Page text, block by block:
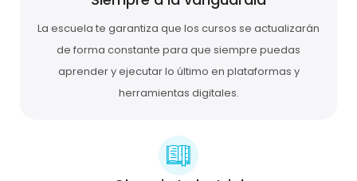
La escuela te garantiza que los cursos se actualizarán
de forma constante para que siempre puedas
aprender y ejecutar lo último en plataformas y
herramientas digitales.